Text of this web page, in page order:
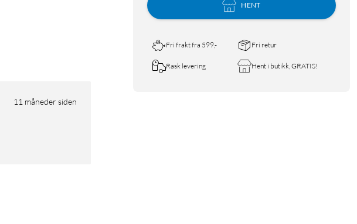
HENT
Fri frakt fra 599,- Fri retur
Rask levering Hent i butikk, GRATIS!
11 måneder siden